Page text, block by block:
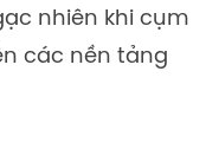
nhiên khi cụm
các nền tảng